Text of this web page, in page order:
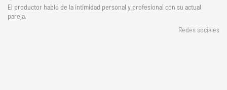
El productor habló de la intimidad personal y profesional con su actual
pareja.
Redes sociales